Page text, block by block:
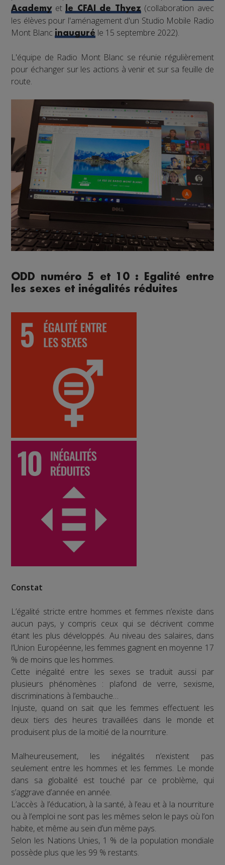
Academyet le CFAI de Thyez(collaboration avec
les élèves pour l'aménagement d'un Studio Mobile Radio
Mont Blancinauguré le 15 septembre 2022).
L'équipe de Radio Mont Blanc se réunie régulièrement
pour échanger sur les actions à venir et sur sa feuille de
route.
ODD numéro 5 et 10 : Egalité entre
les sexes et inégalités réduites
Constat
L’égalité stricte entre hommes et femmes n’existe dans
aucun pays, y compris ceux qui se décrivent comme
étant les plus développés. Au niveau des salaires, dans
l’Union Européenne, les femmes gagnent en moyenne 17
% de moins que les hommes.
Cette inégalité entre les sexes se traduit aussi par
plusieurs phénomènes : plafond de verre, sexisme,
discriminations à l’embauche…
Injuste, quand on sait que les femmes effectuent les
deux tiers des heures travaillées dans le monde et
produisent plus de la moitié de la nourriture.
Malheureusement, les inégalités n’existent pas
seulement entre les hommes et les femmes. Le monde
dans sa globalité est touché par ce problème, qui
s’aggrave d’année en année.
L’accès à l’éducation, à la santé, à l’eau et à la nourriture
ou à l’emploi ne sont pas les mêmes selon le pays où l’on
habite, et même au sein d’un même pays.
Selon les Nations Unies, 1 % de la population mondiale
possède plus que les 99 % restants.